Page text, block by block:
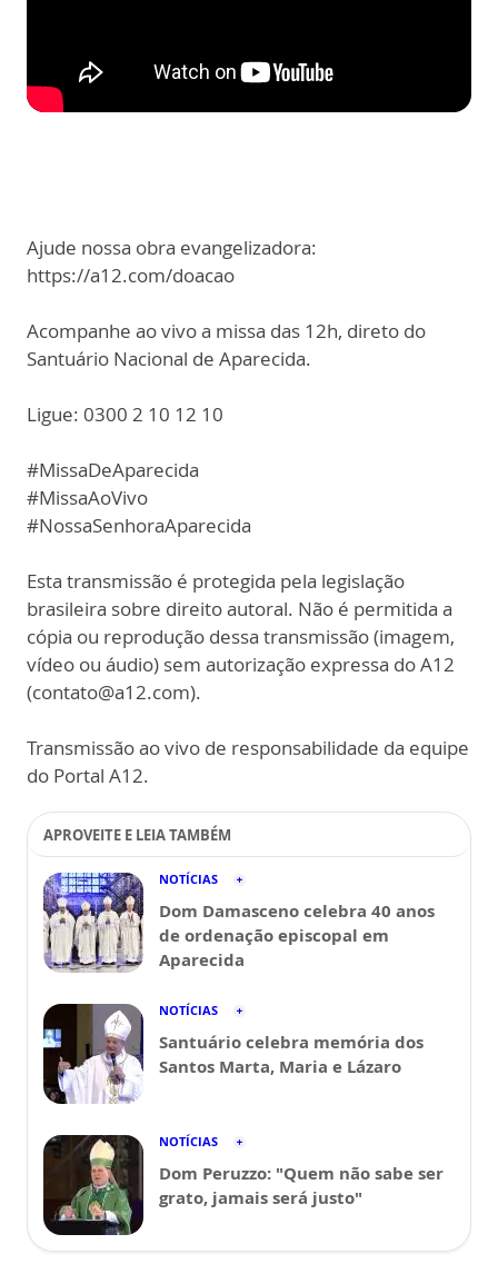
Ajude nossa obra evangelizadora:
https://a12.com/doacao
Acompanhe ao vivo a missa das 12h, direto do
Santuário Nacional de Aparecida.
Ligue: 0300 2 10 12 10
#MissaDeAparecida
#MissaAoVivo
#NossaSenhoraAparecida
Esta transmissão é protegida pela legislação
brasileira sobre direito autoral. Não é permitida a
cópia ou reprodução dessa transmissão (imagem,
vídeo ou áudio) sem autorização expressa do A12
(contato@a12.com).
Transmissão ao vivo de responsabilidade da equipe
do Portal A12.
APROVEITE E LEIA TAMBÉM
NOTÍCIAS
Dom Damasceno celebra 40 anos
de ordenação episcopal em
Aparecida
NOTÍCIAS
Santuário celebra memória dos
Santos Marta, Maria e Lázaro
NOTÍCIAS
Dom Peruzzo: "Quem não sabe ser
grato, jamais será justo"